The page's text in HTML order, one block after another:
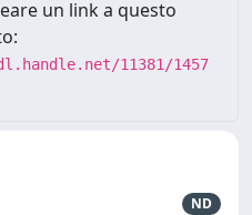
un link a questo
11381/1457
ND